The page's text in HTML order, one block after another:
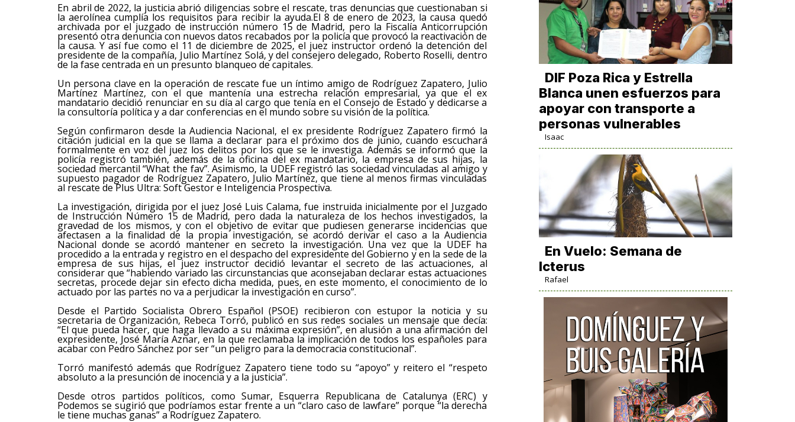
En abril de 2022, la justicia abrió diligencias sobre el rescate, tras denuncias que cuestionaban si
la aerolínea cumplía los requisitos para recibir la ayuda.El 8 de enero de 2023, la causa quedó
archivada por el juzgado de instrucción número 15 de Madrid, pero la Fiscalía Anticorrupción
presentó otra denuncia con nuevos datos recabados por la policía que provocó la reactivación de
la causa. Y así fue como el 11 de diciembre de 2025, el juez instructor ordenó la detención del
presidente de la compañía, Julio Martínez Solá, y del consejero delegado, Roberto Roselli, dentro
de la fase centrada en un presunto blanqueo de capitales.
Un persona clave en la operación de rescate fue un íntimo amigo de Rodríguez Zapatero, Julio
Martínez Martínez, con el que mantenía una estrecha relación empresarial, ya que el ex
mandatario decidió renunciar en su día al cargo que tenía en el Consejo de Estado y dedicarse a
la consultoría política y a dar conferencias en el mundo sobre su visión de la política.
Según confirmaron desde la Audiencia Nacional, el ex presidente Rodríguez Zapatero firmó la
citación judicial en la que se llama a declarar para el próximo dos de junio, cuando escuchará
formalmente en voz del juez los delitos por los que se le investiga. Además se informó que la
policía registró también, además de la oficina del ex mandatario, la empresa de sus hijas, la
sociedad mercantil “What the fav”. Asimismo, la UDEF registró las sociedad vinculadas al amigo y
supuesto pagador de Rodríguez Zapatero, Julio Martínez, que tiene al menos firmas vinculadas
al rescate de Plus Ultra: Soft Gestor e Inteligencia Prospectiva.
La investigación, dirigida por el juez José Luis Calama, fue instruida inicialmente por el Juzgado
de Instrucción Número 15 de Madrid, pero dada la naturaleza de los hechos investigados, la
gravedad de los mismos, y con el objetivo de evitar que pudiesen generarse incidencias que
afectasen a la finalidad de la propia investigación, se acordó derivar el caso a la Audiencia
Nacional donde se acordó mantener en secreto la investigación. Una vez que la UDEF ha
procedido a la entrada y registro en el despacho del expresidente del Gobierno y en la sede de la
empresa de sus hijas, el juez instructor decidió levantar el secreto de las actuaciones, al
considerar que “habiendo variado las circunstancias que aconsejaban declarar estas actuaciones
secretas, procede dejar sin efecto dicha medida, pues, en este momento, el conocimiento de lo
actuado por las partes no va a perjudicar la investigación en curso”.
Desde el Partido Socialista Obrero Español (PSOE) recibieron con estupor la noticia y su
secretaria de Organización, Rebeca Torró, publicó en sus redes sociales un mensaje que decía:
“El que pueda hacer, que haga llevado a su máxima expresión”, en alusión a una afirmación del
expresidente, José María Aznar, en la que reclamaba la implicación de todos los españoles para
acabar con Pedro Sánchez por ser “un peligro para la democracia constitucional”.
Torró manifestó además que Rodríguez Zapatero tiene todo su “apoyo” y reitero el “respeto
absoluto a la presunción de inocencia y a la justicia”.
Desde otros partidos políticos, como Sumar, Esquerra Republicana de Catalunya (ERC) y
Podemos se sugirió que podríamos estar frente a un “claro caso de lawfare” porque “la derecha
le tiene muchas ganas” a Rodríguez Zapatero.
DIF Poza Rica y Estrella
Blanca unen esfuerzos para
apoyar con transporte a
personas vulnerables
Isaac
En Vuelo: Semana de
Icterus
Rafael